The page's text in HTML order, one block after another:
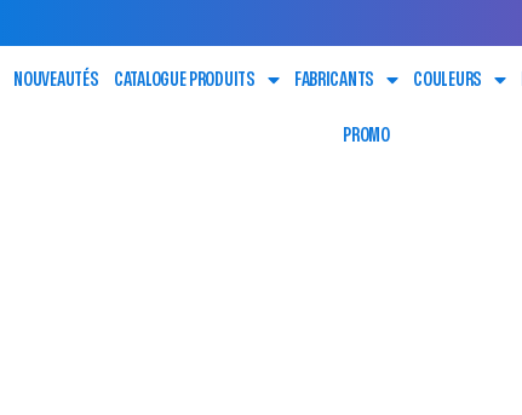
NOUVEAUTÉS CATALOGUE PRODUITS FABRICANTS COULEURS
PROMO